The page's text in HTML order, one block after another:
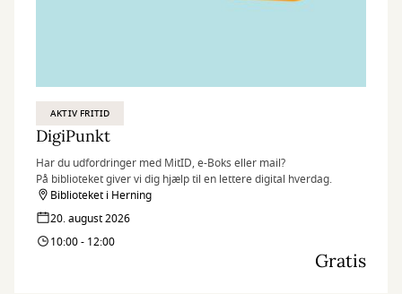
AKTIV FRITID
DigiPunkt
Har du udfordringer med MitID, e-Boks eller mail?
På biblioteket giver vi dig hjælp til en lettere digital hverdag.
Biblioteket i Herning
20. august 2026
10:00 - 12:00
Gratis